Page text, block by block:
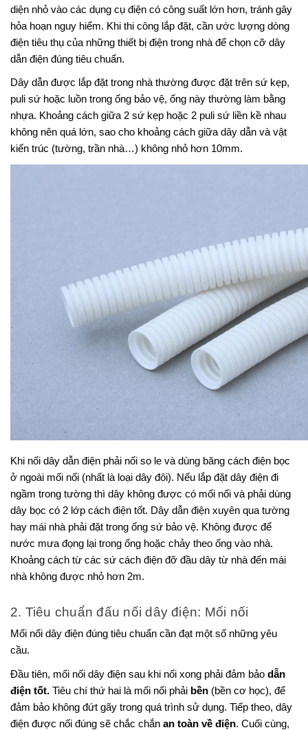
diện nhỏ vào các dụng cụ điện có công suất lớn hơn, tránh gây
hỏa hoạn nguy hiểm. Khi thi công lắp đặt, cần ước lượng dòng
điện tiêu thụ của những thiết bị điện trong nhà để chọn cỡ dây
dẫn điện đúng tiêu chuẩn.
Dây dẫn được lắp đặt trong nhà thường được đặt trên sứ kẹp,
puli sứ hoặc luồn trong ống bảo vệ, ống này thường làm bằng
nhựa. Khoảng cách giữa 2 sứ kẹp hoặc 2 puli sứ liền kề nhau
không nên quá lớn, sao cho khoảng cách giữa dây dẫn và vật
kiến trúc (tường, trần nhà…) không nhỏ hơn 10mm.
Khi nối dây dẫn điện phải nối so le và dùng băng cách điện bọc
ở ngoài mối nối (nhất là loại dây đôi). Nếu lắp đặt dây điện đi
ngầm trong tường thì dây không được có mối nối và phải dùng
dây bọc có 2 lớp cách điện tốt. Dây dẫn điện xuyên qua tường
hay mái nhà phải đặt trong ống sứ bảo vệ. Không được để
nước mưa đọng lại trong ống hoặc chảy theo ống vào nhà.
Khoảng cách từ các sứ cách điện đỡ đầu dây từ nhà đến mái
nhà không được nhỏ hơn 2m.
2. Tiêu chuẩn đấu nối dây điện: Mối nối
Mối nối dây điện đúng tiêu chuẩn cần đạt một số những yêu
cầu.
Đầu tiên, mối nối dây điện sau khi nối xong phải đảm bảo dẫn
điện tốt. Tiêu chí thứ hai là mối nối phải bền (bền cơ học), để
đảm bảo không đứt gãy trong quá trình sử dụng. Tiếp theo, dây
điện được nối đúng sẽ chắc chắn an toàn về điện. Cuối cùng,